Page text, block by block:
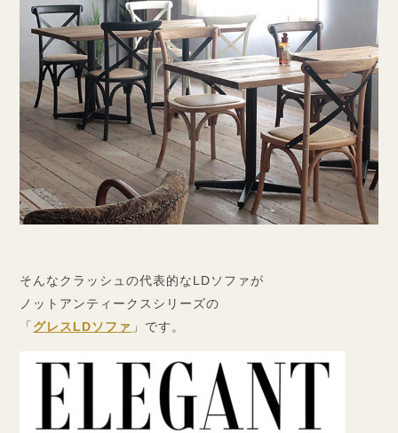
そんなクラッシュの代表的なLDソファが
ノットアンティークスシリーズの
「 グレスLDソファ 」です。